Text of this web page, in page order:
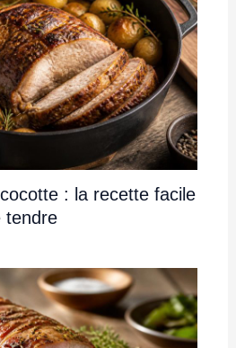
: la recette facile
tendre